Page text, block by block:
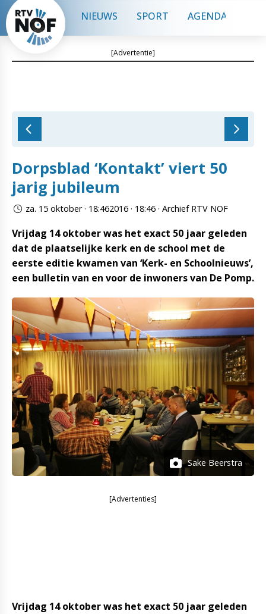
NIEUWS SPORT AGENDA
[Advertentie]
Dorpsblad ‘Kontakt’ viert 50
jarig jubileum
za. 15 oktober · 18:462016 · 18:46 · Archief RTV NOF
Vrijdag 14 oktober was het exact 50 jaar geleden
dat de plaatselijke kerk en de school met de
eerste editie kwamen van ‘Kerk- en Schoolnieuws’,
een bulletin van en voor de inwoners van De Pomp.
Sake Beerstra
[Advertenties]
Vrijdag 14 oktober was het exact 50 jaar geleden